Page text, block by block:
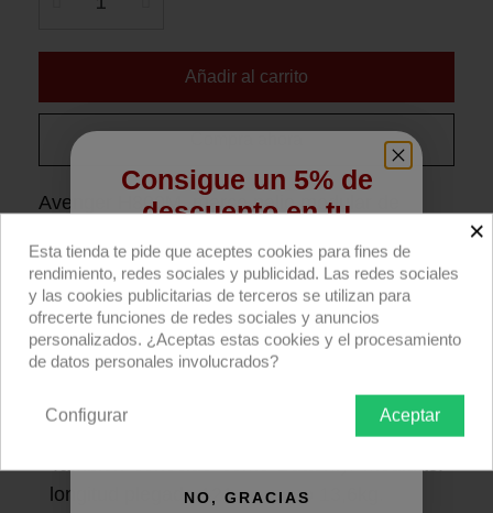
Añadir al carrito
Avenger H800M, marco palio modular de
Descripción producto Devoluciones Envío
Marco palio Modular de aluminio negro
de 244x244cm (8x8')
orejas de sujección y 8 tubos cuadrados de
121cm con pin circular de unión. SIN telas.
También conocido como Butterfly. Medidas:
longitud plegado 121cm, peso 13,6kg.
×
Esta tienda te pide que aceptes cookies para fines de
rendimiento, redes sociales y publicidad. Las redes sociales
y las cookies publicitarias de terceros se utilizan para
ofrecerte funciones de redes sociales y anuncios
personalizados. ¿Aceptas estas cookies y el procesamiento
de datos personales involucrados?
Aceptar
Configurar
Consigue un 5% de
descuento en tu
primera compra
Regístrate para recibir el descuento.
Email
NO, GRACIAS